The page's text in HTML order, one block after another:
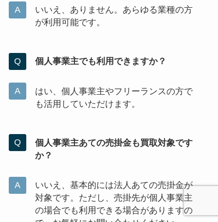
いいえ、ありません。あらゆる業種の方
が利用可能です。
個人事業主でも利用できますか？
はい、個人事業主やフリーランスの方で
も活用していただけます。
個人事業主あての売掛金も買取対象です
か？
いいえ、基本的には法人あての売掛金が
対象です。ただし、売掛先が個人事業主
の場合でも利用できる場合がありますの